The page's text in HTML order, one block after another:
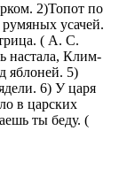
2)Топот по
румяных усачей.
( А. С.
настала, Клим-
яблоней. 5)
6) У царя
в царских
ты беду. (